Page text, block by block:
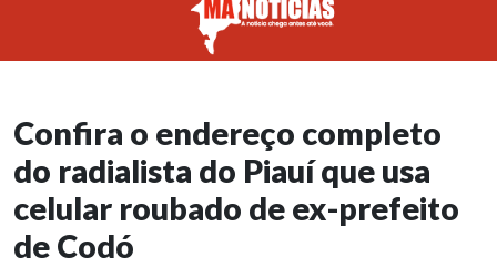
Confira o endereço completo
do radialista do Piauí que usa
celular roubado de ex-prefeito
de Codó